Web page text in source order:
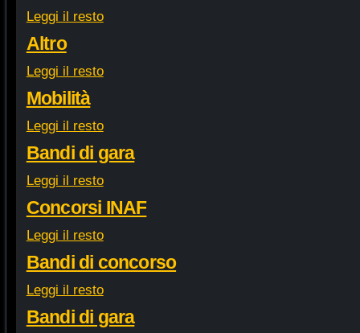
Leggi il resto
Altro
Leggi il resto
Mobilità
Leggi il resto
Bandi di gara
Leggi il resto
Concorsi INAF
Leggi il resto
Bandi di concorso
Leggi il resto
Bandi di gara